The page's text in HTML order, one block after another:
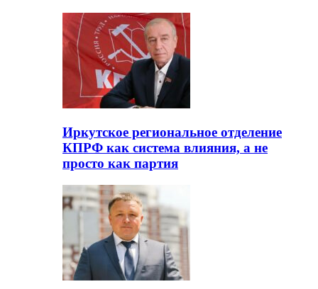
Иркутское региональное отделение
КПРФ как система влияния, а не
просто как партия